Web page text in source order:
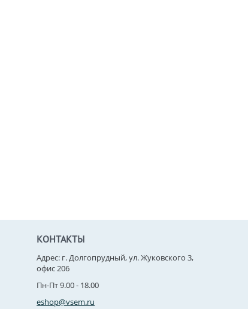
КОНТАКТЫ
Адрес: г. Долгопрудный, ул. Жуковского 3,
офис 206
Пн-Пт 9.00 - 18.00
eshop@vsem.ru